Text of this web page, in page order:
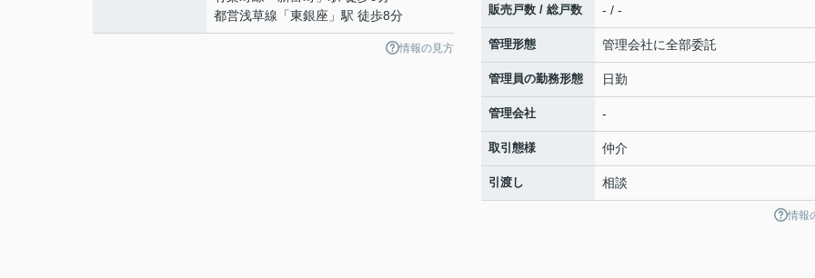
都営浅草線 「東銀座 」駅 徒歩8分
情報の見方
販売戸数 / 総戸数 - / -
管理形態 管理会社に全部委託
管理員の勤務形態 日勤
管理会社 -
取引態様 仲介
引渡し 相談
情報